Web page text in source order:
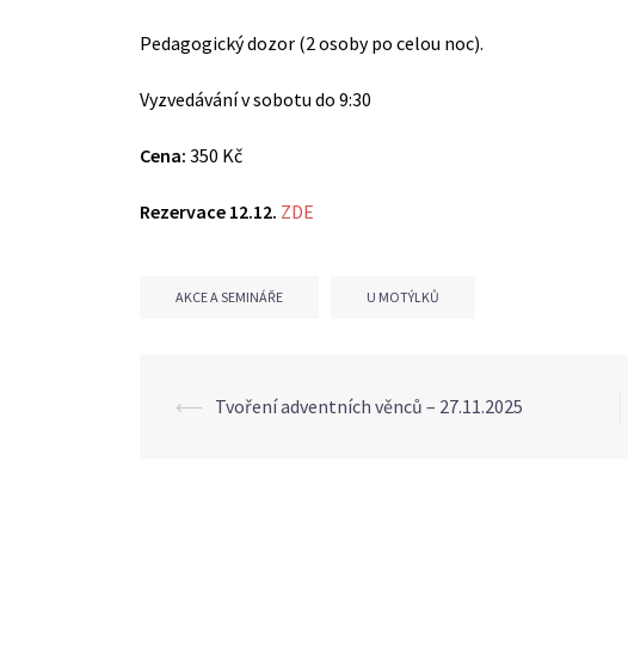
Pedagogický dozor (2 osoby po celou noc).
Vyzvedávání v sobotu do 9:30
Cena: 350 Kč
Rezervace 12.12. ZDE
AKCE A SEMINÁŘE U MOTÝLKŮ
Post
⟵ Tvoření adventních věnců – 27.11.2025